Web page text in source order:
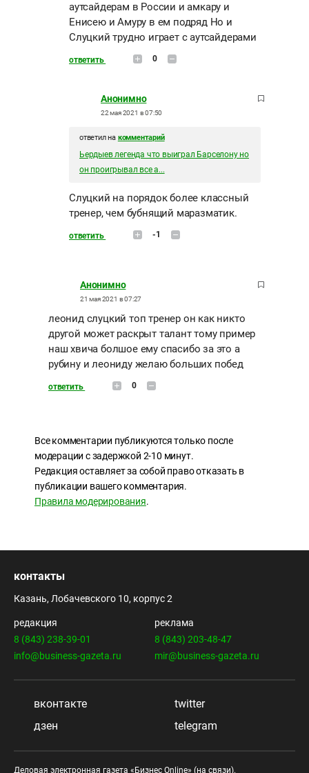
аутсайдерам в России и амкару и
Енисею и Амуру в ем подряд Но и
Слуцкий трудно играет с аутсайдерами
ответить 0
Анонимно
22 мая 2021 в 07:50
ответил на комментарий
Ьердыев легенда что выиграл Барселону но
он проигрывал все а...
Слуцкий на порядок более классный
тренер, чем бубнящий маразматик.
ответить -1
Анонимно
21 мая 2021 в 07:27
леонид слуцкий топ тренер он как никто
другой может раскрыт талант тому пример
наш хвича болшое ему спасибо за это а
рубину и леониду желаю больших побед
ответить 0
Все комментарии публикуются только после
модерации с задержкой 2-10 минут.
Редакция оставляет за собой право отказать в
публикации вашего комментария.
Правила модерирования.
контакты
Казань, Лобачевского 10, корпус 2
редакция
8 (843) 238-39-01
info@business-gazeta.ru
реклама
8 (843) 203-48-47
mir@business-gazeta.ru
вконтакте
twitter
дзен
telegram
Деловая электронная газета «Бизнес Online» (на связи).